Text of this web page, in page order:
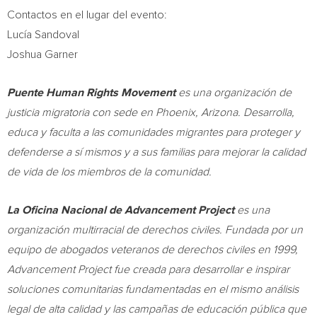
Contactos en el lugar del evento:
Lucía Sandoval
Joshua Garner
Puente Human Rights Movementes una organización de
justicia migratoria con sede en Phoenix, Arizona. Desarrolla,
educa y faculta a las comunidades migrantes para proteger y
defenderse a sí mismos y a sus familias para mejorar la calidad
de vida de los miembros de la comunidad.
La Oficina Nacional de Advancement Project es una
organización multirracial de derechos civiles. Fundada por un
equipo de abogados veteranos de derechos civiles en 1999,
Advancement Project fue creada para desarrollar e inspirar
soluciones comunitarias fundamentadas en el mismo análisis
legal de alta calidad y las campañas de educación pública que